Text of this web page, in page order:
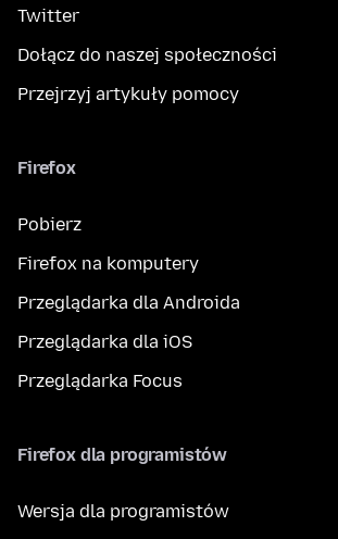
Twitter
Dołącz do naszej społeczności
Przejrzyj artykuły pomocy
Firefox
Pobierz
Firefox na komputery
Przeglądarka dla Androida
Przeglądarka dla iOS
Przeglądarka Focus
Firefox dla programistów
Wersja dla programistów